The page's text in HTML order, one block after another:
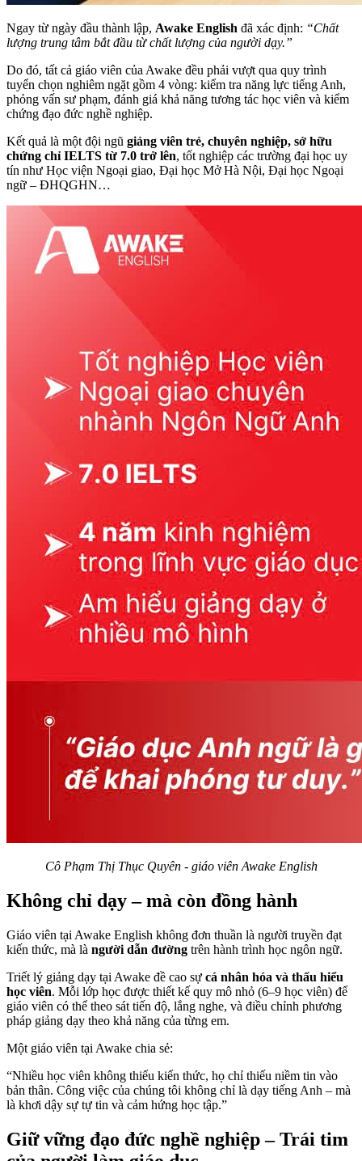
Ngay từ ngày đầu thành lập, Awake English đã xác định: “Chất
lượng trung tâm bắt đầu từ chất lượng của người dạy.”
Do đó, tất cả giáo viên của Awake đều phải vượt qua quy trình
tuyển chọn nghiêm ngặt gồm 4 vòng: kiểm tra năng lực tiếng Anh,
phỏng vấn sư phạm, đánh giá khả năng tương tác học viên và kiểm
chứng đạo đức nghề nghiệp.
Kết quả là một đội ngũ giảng viên trẻ, chuyên nghiệp, sở hữu
chứng chỉ IELTS từ 7.0 trở lên, tốt nghiệp các trường đại học uy
tín như Học viện Ngoại giao, Đại học Mở Hà Nội, Đại học Ngoại
ngữ – ĐHQGHN…
Cô Phạm Thị Thục Quyên - giáo viên Awake English
Không chỉ dạy – mà còn đồng hành
Giáo viên tại Awake English không đơn thuần là người truyền đạt
kiến thức, mà là người dẫn đường trên hành trình học ngôn ngữ.
Triết lý giảng dạy tại Awake đề cao sự cá nhân hóa và thấu hiểu
học viên. Mỗi lớp học được thiết kế quy mô nhỏ (6–9 học viên) để
giáo viên có thể theo sát tiến độ, lắng nghe, và điều chỉnh phương
pháp giảng dạy theo khả năng của từng em.
Một giáo viên tại Awake chia sẻ:
“Nhiều học viên không thiếu kiến thức, họ chỉ thiếu niềm tin vào
bản thân. Công việc của chúng tôi không chỉ là dạy tiếng Anh – mà
là khơi dậy sự tự tin và cảm hứng học tập.”
Giữ vững đạo đức nghề nghiệp – Trái tim